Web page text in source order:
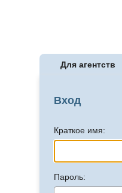
Для агентств
Вход
Краткое имя:
Пароль: